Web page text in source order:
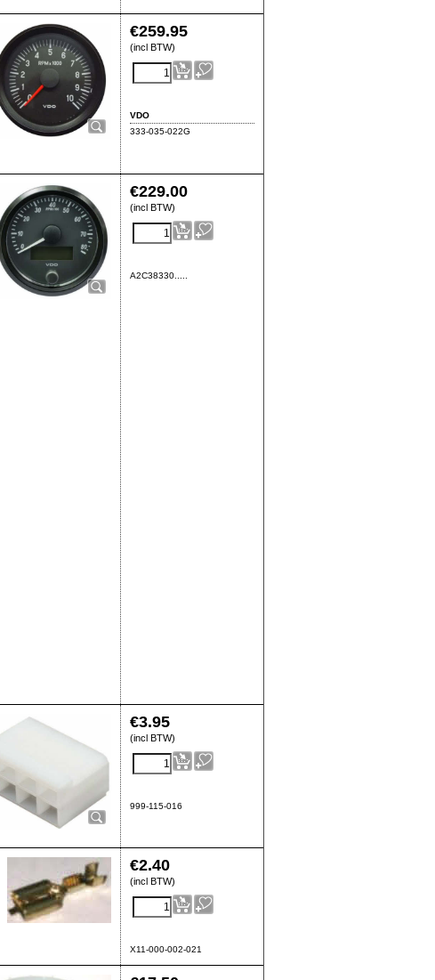
€259.95
(incl BTW)
VDO
333-035-022G
€229.00
(incl BTW)
A2C38330.....
€3.95
(incl BTW)
999-115-016
€2.40
(incl BTW)
X11-000-002-021